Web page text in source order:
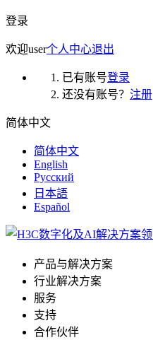
登录
欢迎user个人中心退出
已有账号登录
还没有账号？ 注册
简体中文
简体中文
English
Русский
日本語
Español
产品与解决方案
行业解决方案
服务
支持
合作伙伴